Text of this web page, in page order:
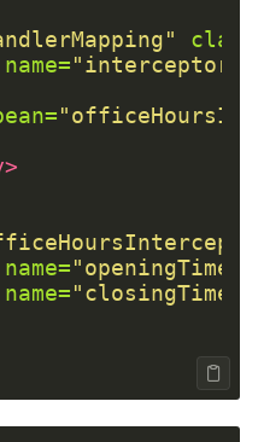
name="interceptors"
name="openingTime"
name="closingTime"